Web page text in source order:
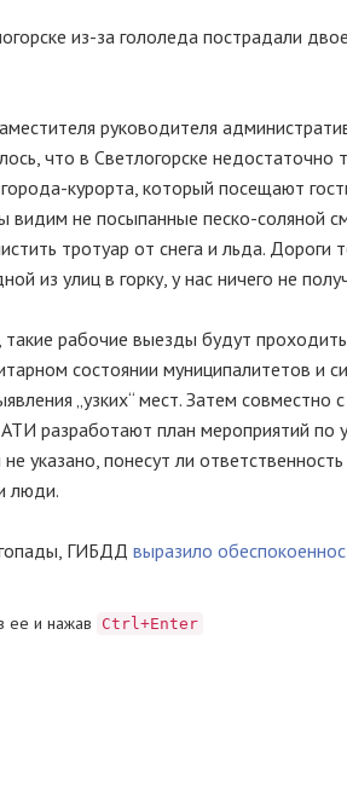
из-за гололеда пострадали
руководителя
что в Светлогорске
города-курорта , который посещают
видим не посыпанные песко-соляной
тротуар от снега и льда.
из улиц в горку, у нас ничего не
рабочие выезды будут
состоянии муниципалитетов и
„узких“ мест. Затем совместно
разработают план мероприятий по
указано, понесут ли
люди.
ГИБДД выразило
ее и нажав Ctrl+Enter